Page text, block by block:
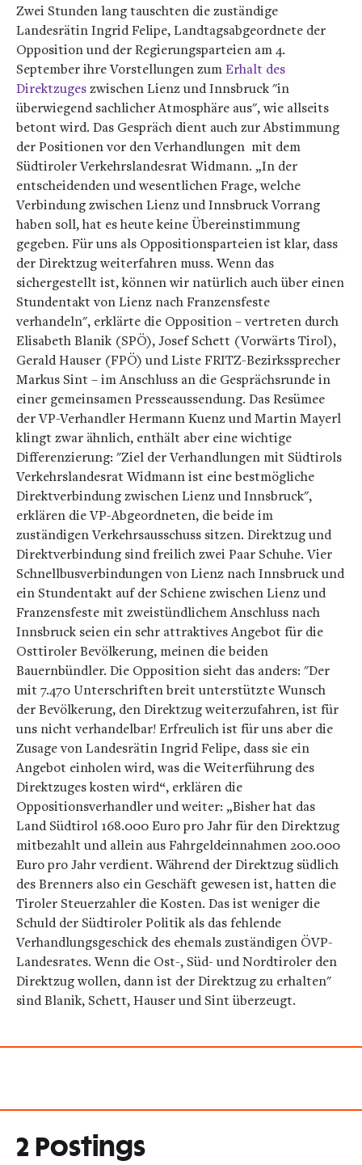
Zwei Stunden lang tauschten die zuständige
Landesrätin Ingrid Felipe, Landtagsabgeordnete der
Opposition und der Regierungsparteien am 4.
September ihre Vorstellungen zumErhalt des
Direktzugeszwischen Lienz und Innsbruck "in
überwiegend sachlicher Atmosphäre aus", wie allseits
betont wird. Das Gespräch dient auch zur Abstimmung
der Positionen vor den Verhandlungen mit dem
Südtiroler Verkehrslandesrat Widmann. „In der
entscheidenden und wesentlichen Frage, welche
Verbindung zwischen Lienz und Innsbruck Vorrang
haben soll, hat es heute keine Übereinstimmung
gegeben. Für uns als Oppositionsparteien ist klar, dass
der Direktzug weiterfahren muss. Wenn das
sichergestellt ist, können wir natürlich auch über einen
Stundentakt von Lienz nach Franzensfeste
verhandeln", erklärte die Opposition – vertreten durch
Elisabeth Blanik (SPÖ), Josef Schett (Vorwärts Tirol),
Gerald Hauser (FPÖ) und Liste FRITZ-Bezirkssprecher
Markus Sint – im Anschluss an die Gesprächsrunde in
einer gemeinsamen Presseaussendung. Das Resümee
der VP-Verhandler Hermann Kuenz und Martin Mayerl
klingt zwar ähnlich, enthält aber eine wichtige
Differenzierung: "Ziel der Verhandlungen mit Südtirols
Verkehrslandesrat Widmann ist eine bestmögliche
Direktverbindung zwischen Lienz und Innsbruck",
erklären die VP-Abgeordneten, die beide im
zuständigen Verkehrsausschuss sitzen. Direktzug und
Direktverbindung sind freilich zwei Paar Schuhe. Vier
Schnellbusverbindungen von Lienz nach Innsbruck und
ein Stundentakt auf der Schiene zwischen Lienz und
Franzensfeste mit zweistündlichem Anschluss nach
Innsbruck seien ein sehr attraktives Angebot für die
Osttiroler Bevölkerung, meinen die beiden
Bauernbündler. Die Opposition sieht das anders: "Der
mit 7.470 Unterschriften breit unterstützte Wunsch
der Bevölkerung, den Direktzug weiterzufahren, ist für
uns nicht verhandelbar! Erfreulich ist für uns aber die
Zusage von Landesrätin Ingrid Felipe, dass sie ein
Angebot einholen wird, was die Weiterführung des
Direktzuges kosten wird“, erklären die
Oppositionsverhandler und weiter: „Bisher hat das
Land Südtirol 168.000 Euro pro Jahr für den Direktzug
mitbezahlt und allein aus Fahrgeldeinnahmen 200.000
Euro pro Jahr verdient. Während der Direktzug südlich
des Brenners also ein Geschäft gewesen ist, hatten die
Tiroler Steuerzahler die Kosten. Das ist weniger die
Schuld der Südtiroler Politik als das fehlende
Verhandlungsgeschick des ehemals zuständigen ÖVP-
Landesrates. Wenn die Ost-, Süd- und Nordtiroler den
Direktzug wollen, dann ist der Direktzug zu erhalten"
sind Blanik, Schett, Hauser und Sint überzeugt.
2 Postings